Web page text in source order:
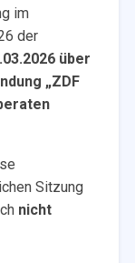
im
der
über
„ZDF
Sitzung
nicht